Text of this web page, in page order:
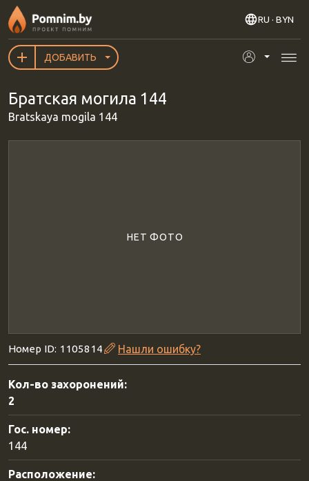
Перейти к основному содержанию
RU · BYN
ДОБАВИТЬ
Братская могила 144
Bratskaya mogila 144
НЕТ ФОТО
Номер ID: 1105814 Нашли ошибку?
Кол-во захоронений:
2
Гос. номер:
144
Расположение: